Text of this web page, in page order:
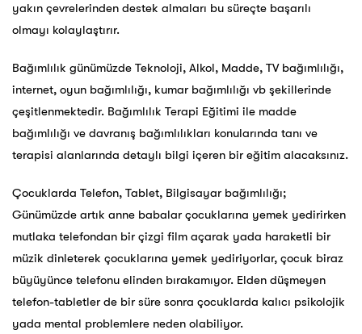
yakın çevrelerinden destek almaları bu süreçte başarılı
olmayı kolaylaştırır.
Bağımlılık günümüzde Teknoloji, Alkol, Madde, TV bağımlılığı,
internet, oyun bağımlılığı, kumar bağımlılığı vb şekillerinde
çeşitlenmektedir. Bağımlılık Terapi Eğitimi ile madde
bağımlılığı ve davranış bağımlılıkları konularında tanı ve
terapisi alanlarında detaylı bilgi içeren bir eğitim alacaksınız.
Çocuklarda Telefon, Tablet, Bilgisayar bağımlılığı;
Günümüzde artık anne babalar çocuklarına yemek yedirirken
mutlaka telefondan bir çizgi film açarak yada haraketli bir
müzik dinleterek çocuklarına yemek yediriyorlar, çocuk biraz
büyüyünce telefonu elinden bırakamıyor. Elden düşmeyen
telefon-tabletler de bir süre sonra çocuklarda kalıcı psikolojik
yada mental problemlere neden olabiliyor.